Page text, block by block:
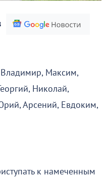
Владимир, Максим,
Николай,
Арсений, Евдоким,
к намеченным